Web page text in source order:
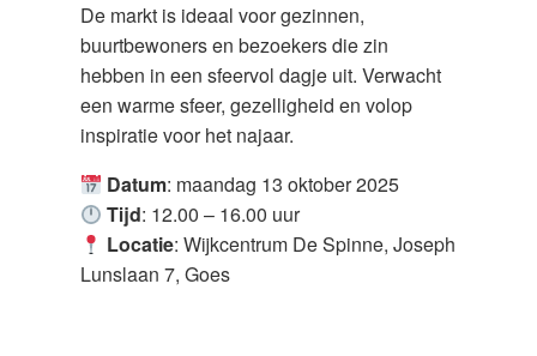
De markt is ideaal voor gezinnen,
buurtbewoners en bezoekers die zin
hebben in een sfeervol dagje uit. Verwacht
een warme sfeer, gezelligheid en volop
inspiratie voor het najaar.
Datum: maandag 13 oktober 2025
Tijd: 12.00 – 16.00 uur
Locatie: Wijkcentrum De Spinne, Joseph
Lunslaan 7, Goes